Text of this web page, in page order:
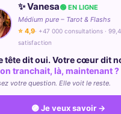
✨ Vanesa🟢 EN LIGNE
Médium pure – Tarot & Flashs
⭐ 4,9· +47 000 consultations ·
satisfaction
tête dit oui. Votre cœur dit
tranchait, là, maintenant ?
votre question. Elle voit le reste.
🟣 Je veux savoir →